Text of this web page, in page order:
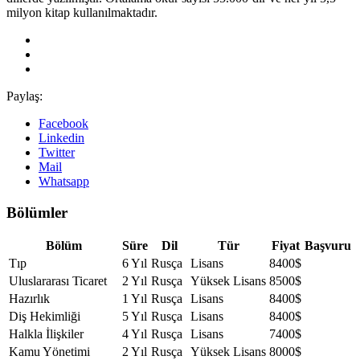
milyon kitap kullanılmaktadır.
Paylaş:
Facebook
Linkedin
Twitter
Mail
Whatsapp
Bölümler
Bölüm Süre Dil Tür Fiyat Başvuru
Tıp
6 Yıl Rusça Lisans
8400$
Uluslararası Ticaret
2 Yıl Rusça Yüksek Lisans 8500$
Hazırlık
1 Yıl Rusça Lisans
8400$
Diş Hekimliği
5 Yıl Rusça Lisans
8400$
Halkla İlişkiler
4 Yıl Rusça Lisans
7400$
Kamu Yönetimi
2 Yıl Rusça Yüksek Lisans 8000$